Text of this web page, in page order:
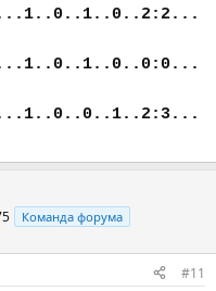
Команда форума
#11